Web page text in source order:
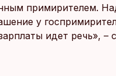
примирителем.
у
идет речь», –